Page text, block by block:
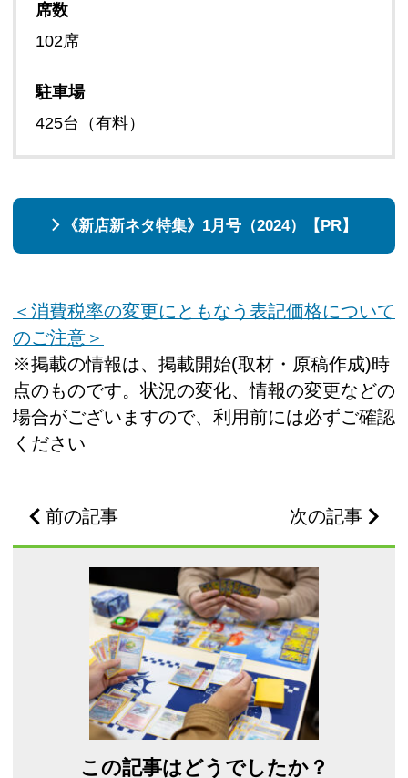
席数
102席
駐車場
425台（有料）
《新店新ネタ特集》1月号（2024）【PR】
＜消費税率の変更にともなう表記価格について
のご注意＞
※掲載の情報は、掲載開始(取材・原稿作成)時
点のものです。状況の変化、情報の変更などの
場合がございますので、利用前には必ずご確認
ください
前の記事 次の記事
この記事はどうでしたか？